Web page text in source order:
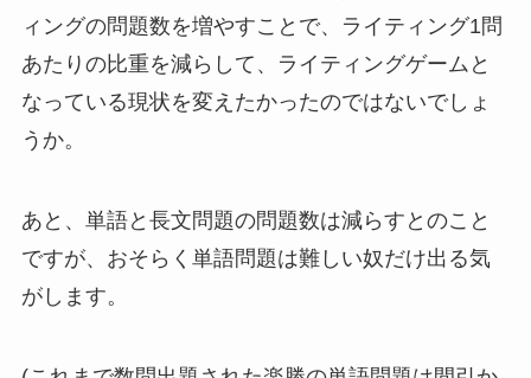
ィングの問題数を増やすことで、ライティング1問
あたりの比重を減らして、ライティングゲームと
なっている現状を変えたかったのではないでしょ
うか。
あと、単語と長文問題の問題数は減らすとのこと
ですが、おそらく単語問題は難しい奴だけ出る気
がします。